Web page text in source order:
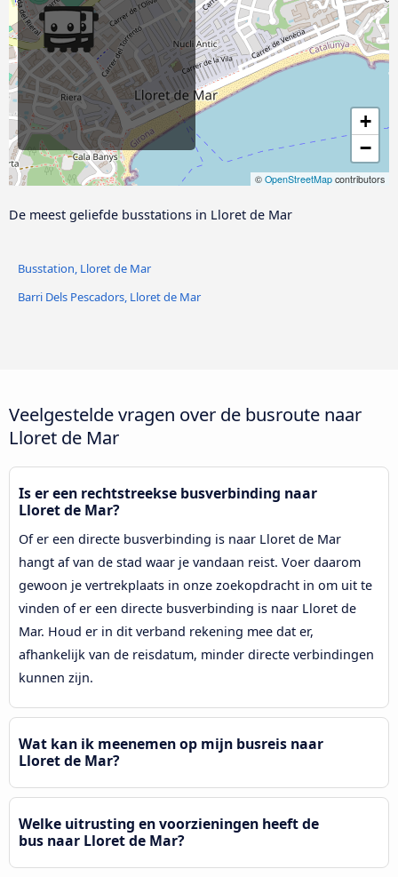
+
−
© OpenStreetMap contributors
De meest geliefde busstations in Lloret de Mar
Busstation, Lloret de Mar
Barri Dels Pescadors, Lloret de Mar
Veelgestelde vragen over de busroute naar
Lloret de Mar
Is er een rechtstreekse busverbinding naar
Lloret de Mar?
Of er een directe busverbinding is naar Lloret de Mar
hangt af van de stad waar je vandaan reist. Voer daarom
gewoon je vertrekplaats in onze zoekopdracht in om uit te
vinden of er een directe busverbinding is naar Lloret de
Mar. Houd er in dit verband rekening mee dat er,
afhankelijk van de reisdatum, minder directe verbindingen
kunnen zijn.
Wat kan ik meenemen op mijn busreis naar
Lloret de Mar?
Welke uitrusting en voorzieningen heeft de
bus naar Lloret de Mar?